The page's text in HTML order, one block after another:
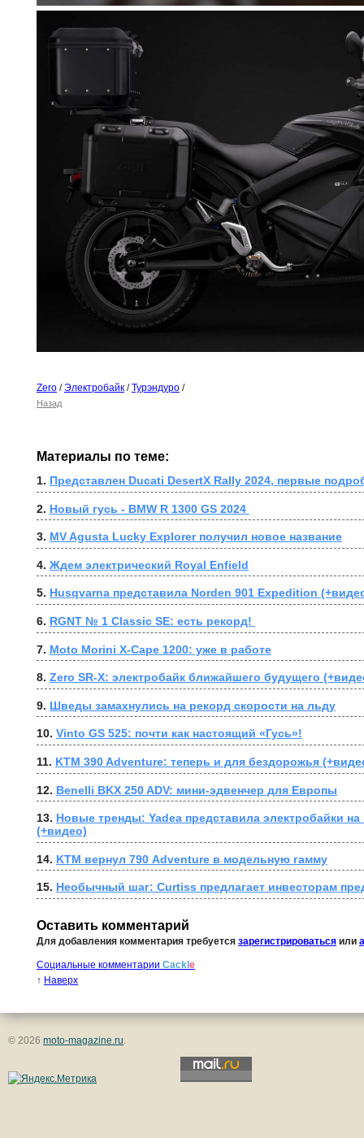
Zero /Электробайк /Турэндуро /
Назад
Материалы по теме:
1. Представлен Ducati DesertX Rally 2024, первые
2. Новый гусь - BMW R 1300 GS 2024
3. MV Agusta Lucky Explorer получил новое название
4. Ждем электрический Royal Enfield
5. Husqvarna представила Norden 901 Expedition
6. RGNT № 1 Classic SE: есть рекорд!
7. Moto Morini X-Cape 1200: уже в работе
8. Zero SR-X: электробайк ближайшего будущего
9. Шведы замахнулись на рекорд скорости на льду
10. Vinto GS 525: почти как настоящий «Гусь»!
11. KTM 390 Adventure: теперь и для бездорожья
12. Benelli BKX 250 ADV: мини-эдвенчер для Европы
13. Новые тренды: Yadea представила электробайки на
(+видео)
14. KTM вернул 790 Adventure в модельную гамму
15. Необычный шаг: Curtiss предлагает инвесторам
Оставить комментарий
Для добавления комментария требуется зарегистрироваться или
Социальные комментарии Cackl e
↑ Наверх
© 2026 moto-magazine.ru.